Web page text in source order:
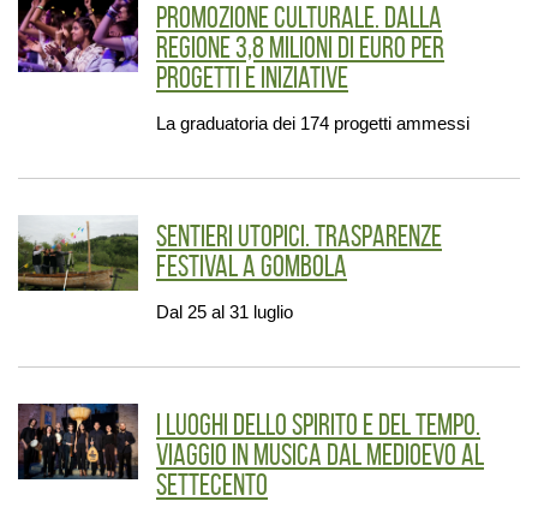
Promozione culturale. Dalla
Regione 3,8 milioni di euro per
progetti e iniziative
La graduatoria dei 174 progetti ammessi
Sentieri utopici. Trasparenze
Festival a Gombola
Dal 25 al 31 luglio
I luoghi dello spirito e del tempo.
Viaggio in musica dal Medioevo al
Settecento